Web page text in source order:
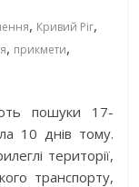
, Кривий Ріг,
, прикмети,
пошуки 17-
10 днів тому.
території,
транспорту,